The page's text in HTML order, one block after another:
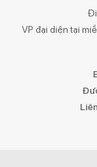
VP đại diện tại